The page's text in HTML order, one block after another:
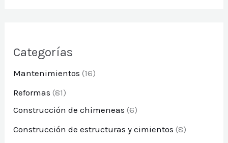
Categorías
Mantenimientos (16)
Reformas (81)
Construcción de chimeneas (6)
Construcción de estructuras y cimientos (8)